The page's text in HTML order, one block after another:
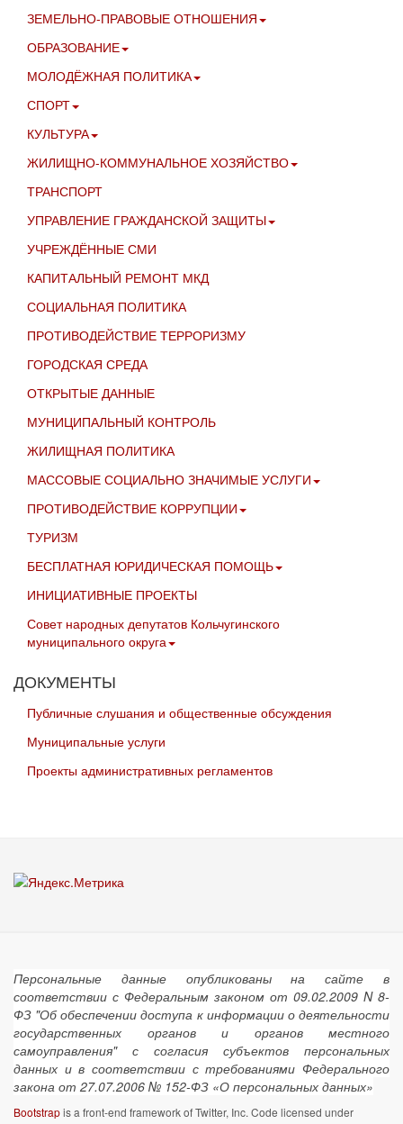
ЗЕМЕЛЬНО-ПРАВОВЫЕ ОТНОШЕНИЯ
ОБРАЗОВАНИЕ
МОЛОДЁЖНАЯ ПОЛИТИКА
СПОРТ
КУЛЬТУРА
ЖИЛИЩНО-КОММУНАЛЬНОЕ ХОЗЯЙСТВО
ТРАНСПОРТ
УПРАВЛЕНИЕ ГРАЖДАНСКОЙ ЗАЩИТЫ
УЧРЕЖДЁННЫЕ СМИ
КАПИТАЛЬНЫЙ РЕМОНТ МКД
СОЦИАЛЬНАЯ ПОЛИТИКА
ПРОТИВОДЕЙСТВИЕ ТЕРРОРИЗМУ
ГОРОДСКАЯ СРЕДА
ОТКРЫТЫЕ ДАННЫЕ
МУНИЦИПАЛЬНЫЙ КОНТРОЛЬ
ЖИЛИЩНАЯ ПОЛИТИКА
МАССОВЫЕ СОЦИАЛЬНО ЗНАЧИМЫЕ УСЛУГИ
ПРОТИВОДЕЙСТВИЕ КОРРУПЦИИ
ТУРИЗМ
БЕСПЛАТНАЯ ЮРИДИЧЕСКАЯ ПОМОЩЬ
ИНИЦИАТИВНЫЕ ПРОЕКТЫ
Совет народных депутатов Кольчугинского
муниципального округа
ДОКУМЕНТЫ
Публичные слушания и общественные обсуждения
Муниципальные услуги
Проекты административных регламентов
Персональные данные опубликованы на сайте в
соответствии с Федеральным законом от 09.02.2009 N 8-
ФЗ "Об обеспечении доступа к информации о деятельности
государственных органов и органов местного
самоуправления" с согласия субъектов персональных
данных и в соответствии с требованиями Федерального
закона от 27.07.2006 № 152-ФЗ «О персональных данных»
Bootstrapis a front-end framework of Twitter, Inc. Code licensed under